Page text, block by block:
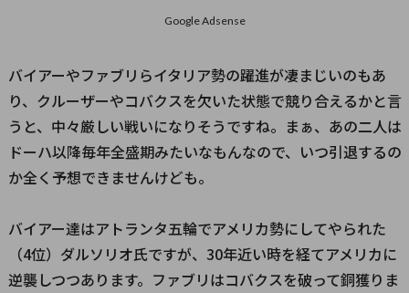
Google Adsense
バイアーやファブリらイタリア勢の躍進が凄まじいのもあ
り、クルーザーやコバクスを欠いた状態で競り合えるかと言
うと、中々厳しい戦いになりそうですね。まぁ、あの二人は
ドーハ以降毎年全盛期みたいなもんなので、いつ引退するの
か全く予想できませんけども。
バイアー達はアトランタ五輪でアメリカ勢にしてやられた
（4位）ダルソリオ氏ですが、30年近い時を経てアメリカに
逆襲しつつあります。ファブリはコバクスを破って銅獲りま